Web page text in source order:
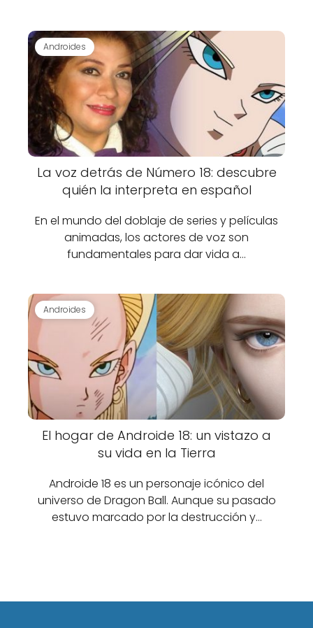
Androides
La voz detrás de Número 18: descubre
quién la interpreta en español
En el mundo del doblaje de series y películas
animadas, los actores de voz son
fundamentales para dar vida a…
Androides
El hogar de Androide 18: un vistazo a
su vida en la Tierra
Androide 18 es un personaje icónico del
universo de Dragon Ball. Aunque su pasado
estuvo marcado por la destrucción y…